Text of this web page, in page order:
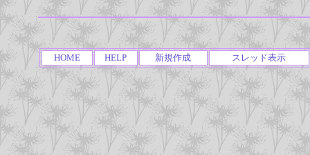
HOME HELP 新規作成 スレッド表示